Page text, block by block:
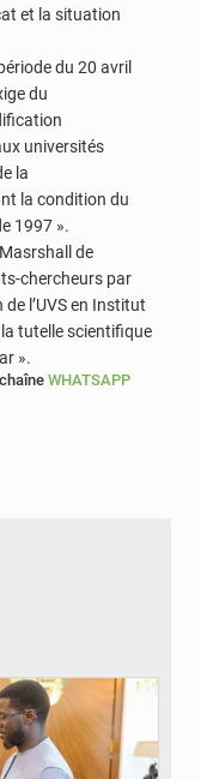
et la situation
du 20 avril
du
universités
la
la condition du
1997 ».
de
chercheurs par
l’UVS en Institut
tutelle scientifique
».
WHATSAPP